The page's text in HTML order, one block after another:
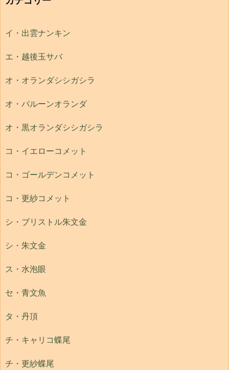
イ・出雲ナンキン
エ・越後玉サバ
オ・オランダシシガシラ
オ・バルーンオランダ
オ・黒オランダシシガシラ
コ・イエローコメット
コ・ゴールデンコメット
コ・更紗コメット
シ・ブリストル朱文金
シ・朱文金
ス・水泡眼
セ・青文魚
タ・丹頂
チ・キャリコ蝶尾
チ・更紗蝶尾